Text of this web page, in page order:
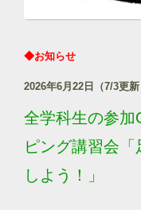
◆お知らせ
2026年6月22日（7/3更新
全学科生の参加
ピング講習会
しよう！」